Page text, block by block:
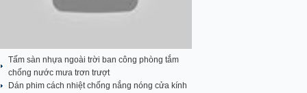
Tấm sàn nhựa ngoài trời ban công phòng tắm
chống nước mưa trơn trượt
Dán phim cách nhiệt chống nắng nóng cửa kính